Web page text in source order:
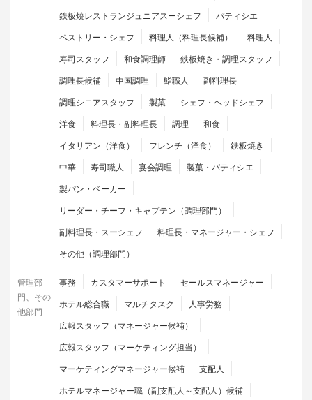
鉄板焼レストランジュニアスーシェフ
パティシエ
ペストリー・シェフ
料理人（料理長候補）
料理人
寿司スタッフ
和食調理師
鉄板焼き・調理スタッフ
調理長候補
中国調理 鮨職人
副料理長
調理シニアスタッフ
製菓
シェフ・ヘッドシェフ
洋食
料理長・副料理長 調理
和食
イタリアン（洋食）
フレンチ（洋食）
鉄板焼き
中華
寿司職人 宴会調理
製菓・パティシエ
製パン・ベーカー
リーダー・チーフ・キャプテン（調理部門）
副料理長・スーシェフ
料理長・マネージャー・シェフ
その他（調理部門）
管理部
門、その
他部門
事務 カスタマーサポート
セールスマネージャー
ホテル総合職
マルチタスク
人事労務
広報スタッフ（マネージャー候補）
広報スタッフ（マーケティング担当）
マーケティングマネージャー候補
支配人
ホテルマネージャー職（副支配人～支配人）候補